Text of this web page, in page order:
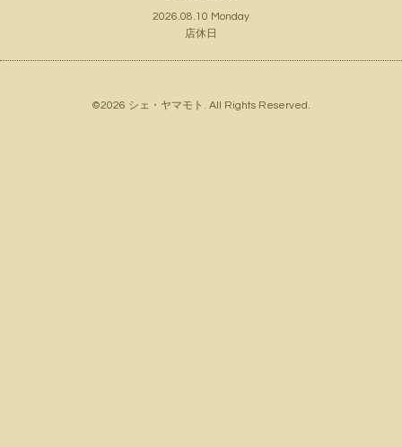
2026.08.10 Monday
店休日
©2026 シェ・ヤマモト . All Rights Reserved.